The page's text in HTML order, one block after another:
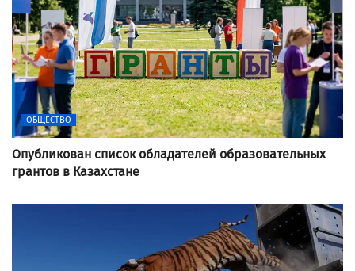
ОБЩЕСТВО
Опубликован список обладателей образовательных
грантов в Казахстане